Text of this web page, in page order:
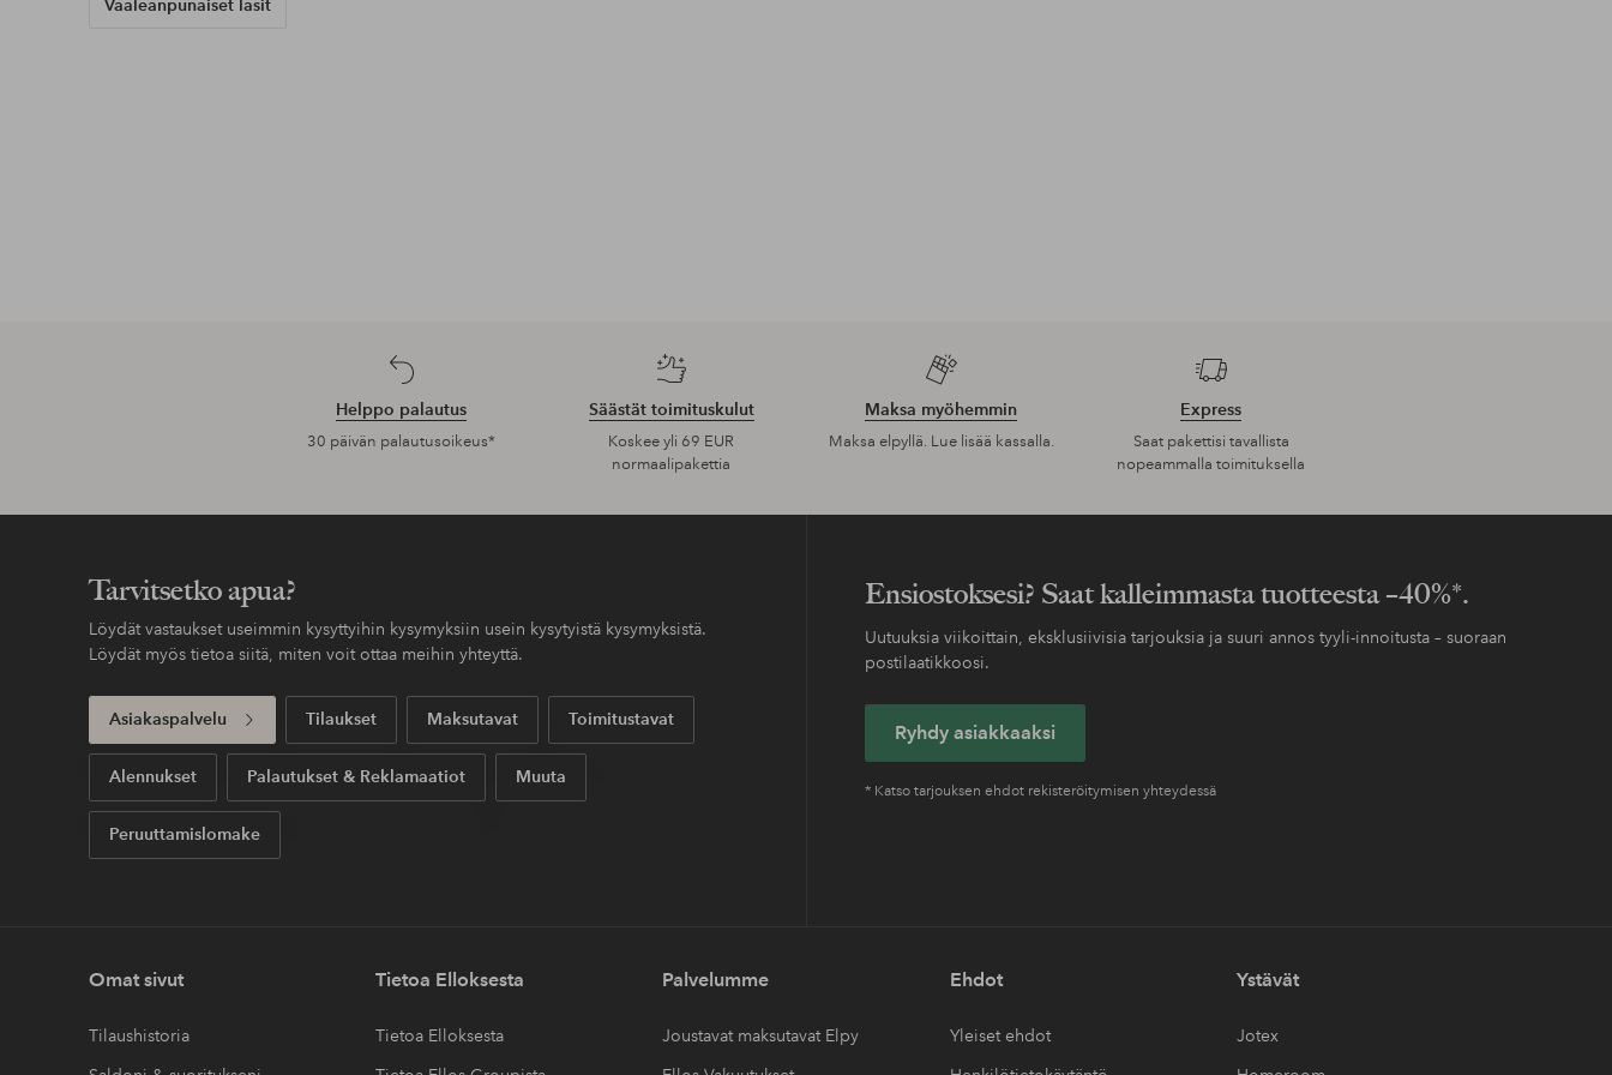
Vaaleanpunaiset lasit
Helppo palautus
30 päivän palautusoikeus*
Säästät toimituskulut
Koskee yli 69 EUR
normaalipakettia
Maksa myöhemmin
Maksa elpyllä. Lue lisää kassalla.
Express
Saat pakettisi tavallista
nopeammalla toimituksella
Tarvitsetko apua?
Löydät vastaukset useimmin kysyttyihin kysymyksiin usein kysytyistä kysymyksistä.
Löydät myös tietoa siitä, miten voit ottaa meihin yhteyttä.
Asiakaspalvelu Tilaukset Maksutavat Toimitustavat
Alennukset Palautukset & Reklamaatiot Muuta
Peruuttamislomake
Ensiostoksesi? Saat kalleimmasta tuotteesta –40%*.
Uutuuksia viikoittain, eksklusiivisia tarjouksia ja suuri annos tyyli-innoitusta – suoraan
postilaatikkoosi.
Ryhdy asiakkaaksi
* Katso tarjouksen ehdot rekisteröitymisen yhteydessä
Omat sivut
Tilaushistoria
Tietoa Elloksesta
Tietoa Elloksesta
Palvelumme
Joustavat maksutavat Elpy
Ehdot
Yleiset ehdot
Ystävät
Jotex